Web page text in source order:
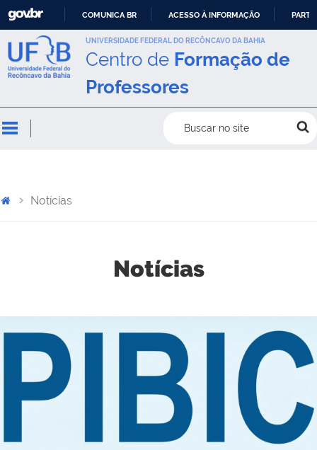
IR
PARA
CONTEÚDO
COMUNICA BR ACESSO À INFORMAÇÃO
UNIVERSIDADE FEDERAL DO RECÔNCAVO DA BAHIA
Centro de Formação de
Professores
Buscar no site
Notícias
Notícias